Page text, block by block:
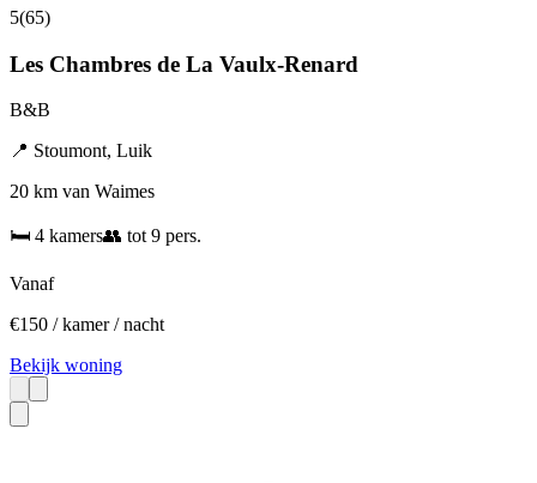
5(65)
Les Chambres de La Vaulx-Renard
B&B
📍 Stoumont, Luik
20 km van Waimes
🛏️ 4 kamers👥 tot 9 pers.
Vanaf
€150 / kamer / nacht
Bekijk woning